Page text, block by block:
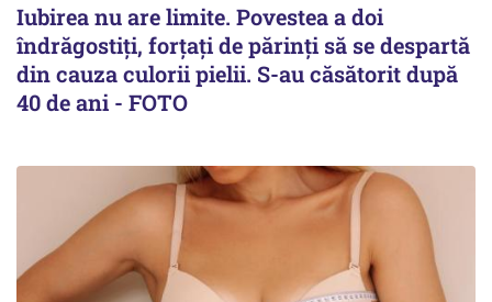
Iubirea nu are limite. Povestea a doi
îndrăgostiţi, forţaţi de părinţi să se despartă
din cauza culorii pielii. S-au căsătorit după
40 de ani - FOTO